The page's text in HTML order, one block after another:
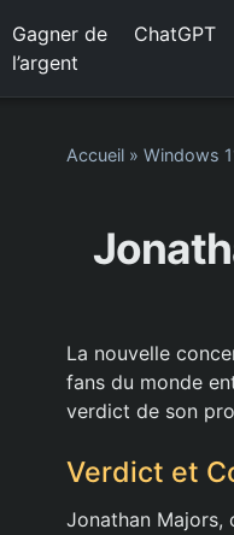
Gagner de
l’argent
ChatGPT
Accueil » Windows
La nouvelle
fans du monde
verdict de son
Verdict et
Jonathan Majors,